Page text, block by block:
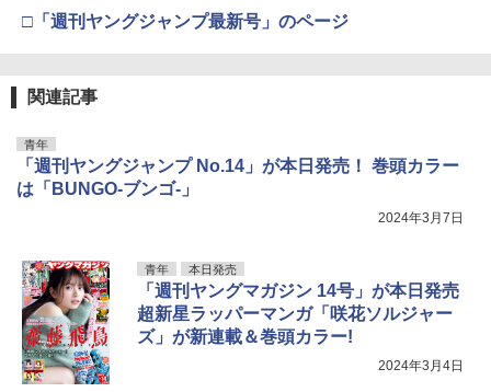
￥3,960
￥3,300
□「週刊ヤングジャンプ最新号」のページ
関連記事
青年
「週刊ヤングジャンプ No.14」が本日発売！ 巻頭カラー
は「BUNGO-ブンゴ-」
2024年3月7日
青年 本日発売
「週刊ヤングマガジン 14号」が本日発売
超新星ラッパーマンガ「咲花ソルジャー
ズ」が新連載＆巻頭カラー!
2024年3月4日